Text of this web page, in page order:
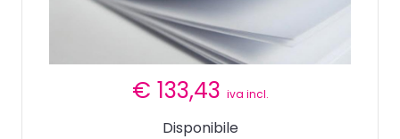
€ 133,43 iva incl.
Disponibile